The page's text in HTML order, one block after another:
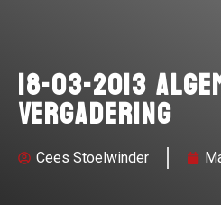
18-03-2013
Vergadering
Cees Stoelwinder